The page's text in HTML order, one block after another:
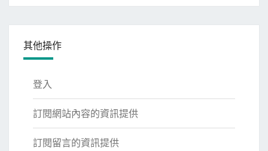
其他操作
登入
訂閱網站內容的資訊提供
訂閱留言的資訊提供